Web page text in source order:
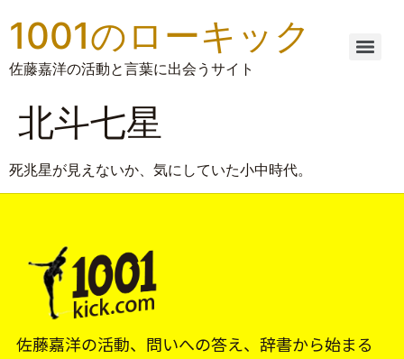
1001のローキック
佐藤嘉洋の活動と言葉に出会うサイト
北斗七星
死兆星が見えないか、気にしていた小中時代。
佐藤嘉洋の活動、問いへの答え、辞書から始まる